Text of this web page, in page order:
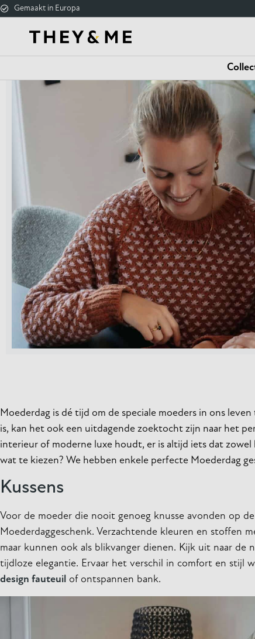
Gemaakt in Europa
Moederdag is dé tijd om de speciale moeders in ons
is, kan het ook een uitdagende zoektocht zijn naar het
interieur of moderne luxe houdt, er is altijd iets dat zowel
wat te kiezen? We hebben enkele perfecte Moederdag
Kussens
Voor de moeder die nooit genoeg knusse avonden op
Moederdaggeschenk. Verzachtende kleuren en stoffen
maar kunnen ook als blikvanger dienen. Kijk uit naar
tijdloze elegantie. Ervaar het verschil in comfort en stijl
design fauteuil of ontspannen bank.